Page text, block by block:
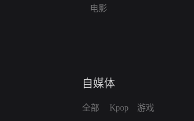
电影
自媒体
全部 Kpop 游戏